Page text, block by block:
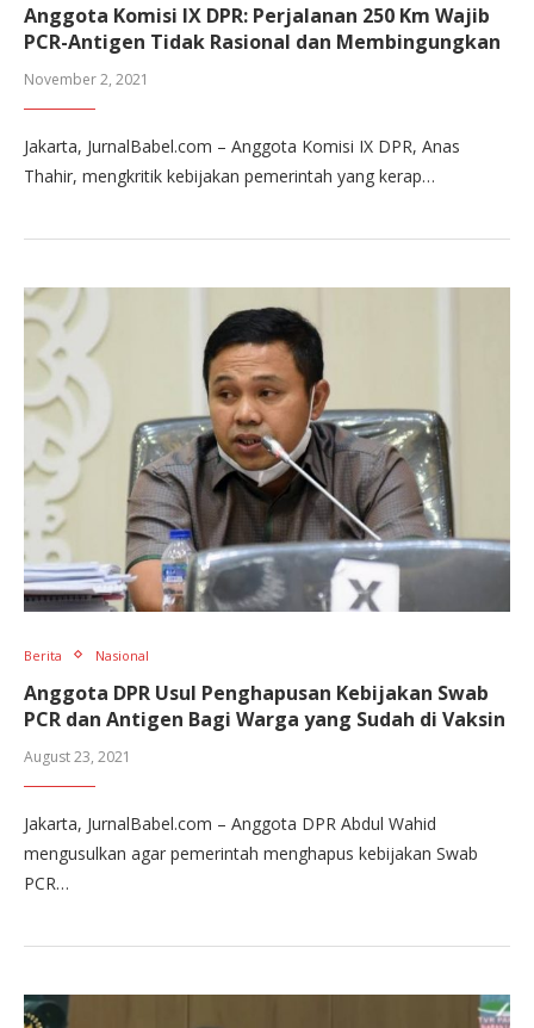
Anggota Komisi IX DPR: Perjalanan 250 Km Wajib
PCR-Antigen Tidak Rasional dan Membingungkan
November 2, 2021
Jakarta, JurnalBabel.com – Anggota Komisi IX DPR, Anas
Thahir, mengkritik kebijakan pemerintah yang kerap…
Berita Nasional
Anggota DPR Usul Penghapusan Kebijakan Swab
PCR dan Antigen Bagi Warga yang Sudah di Vaksin
August 23, 2021
Jakarta, JurnalBabel.com – Anggota DPR Abdul Wahid
mengusulkan agar pemerintah menghapus kebijakan Swab
PCR…